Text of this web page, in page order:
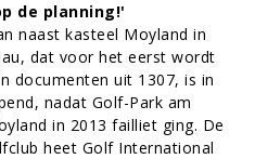
de planning!'
naast kasteel Moyland in
dat voor het eerst wordt
documenten uit 1307, is in
nadat Golf-Park am
in 2013 failliet ging. De
heet Golf International